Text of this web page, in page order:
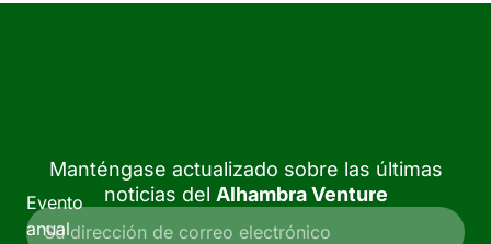
Evento
anual
Manténgase actualizado sobre las últimas
noticias del Alhambra Venture